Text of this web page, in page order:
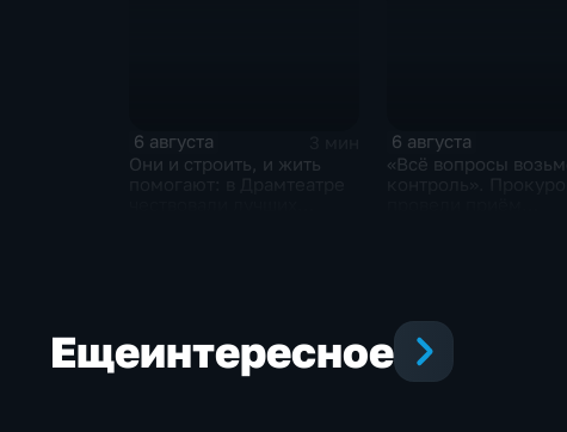
6 августа
Они и строить, и жить
6 августа
«Всё вопросы
Ещеинтересное